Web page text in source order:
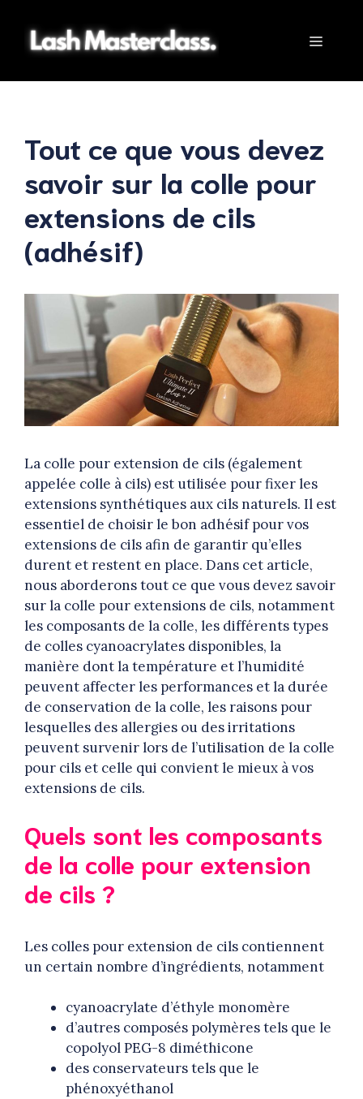
contenu
Menu
Tout ce que vous devez
savoir sur la colle pour
extensions de cils
(adhésif)
La colle pour extension de cils (également
appelée colle à cils) est utilisée pour fixer les
extensions synthétiques aux cils naturels. Il est
essentiel de choisir le bon adhésif pour vos
extensions de cils afin de garantir qu’elles
durent et restent en place. Dans cet article,
nous aborderons tout ce que vous devez savoir
sur la colle pour extensions de cils, notamment
les composants de la colle, les différents types
de colles cyanoacrylates disponibles, la
manière dont la température et l’humidité
peuvent affecter les performances et la durée
de conservation de la colle, les raisons pour
lesquelles des allergies ou des irritations
peuvent survenir lors de l’utilisation de la colle
pour cils et celle qui convient le mieux à vos
extensions de cils.
Quels sont les composants
de la colle pour extension
de cils ?
Les colles pour extension de cils contiennent
un certain nombre d’ingrédients, notamment
cyanoacrylate d’éthyle monomère
d’autres composés polymères tels que le
copolyol PEG-8 diméthicone
des conservateurs tels que le
phénoxyéthanol